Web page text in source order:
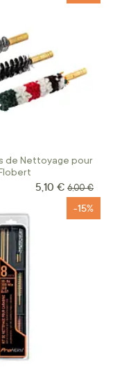
de Nettoyage pour
Prix Spécial
5,10 € Prix normal
6,00 €
-15%